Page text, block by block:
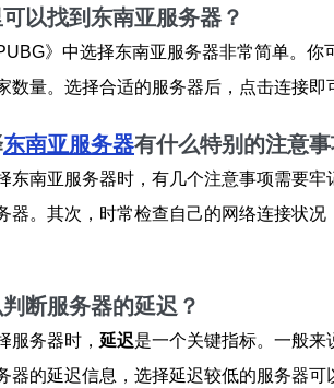
以找到东南亚服务器？
》中选择东南亚服务器非常简单。
数量。选择合适的服务器后，点击连接
东南亚服务器有什么特别的注意事
东南亚服务器时，有几个注意事项需要
器。其次，时常检查自己的网络连接状
断服务器的延迟？
服务器时， 延迟是一个关键指标。一般
器的延迟信息，选择延迟较低的服务器